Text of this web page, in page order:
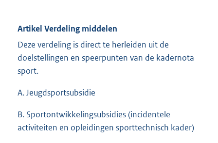
Artikel Verdeling middelen
Deze verdeling is direct te herleiden uit de
doelstellingen en speerpunten van de kadernota
sport.
A. Jeugdsportsubsidie
B. Sportontwikkelingsubsidies (incidentele
activiteiten en opleidingen sporttechnisch kader)